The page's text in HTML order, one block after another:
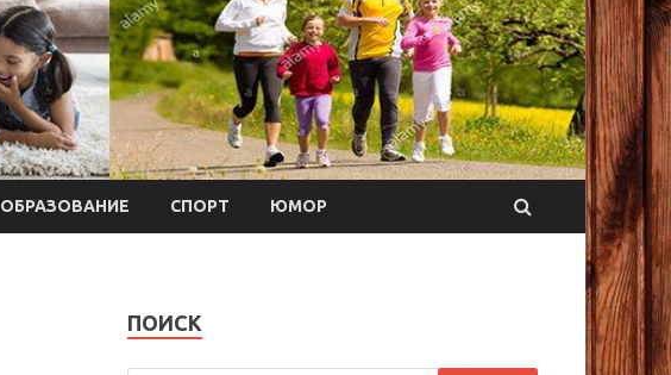
ОБРАЗОВАНИЕ СПОРТ ЮМОР
ПОИСК